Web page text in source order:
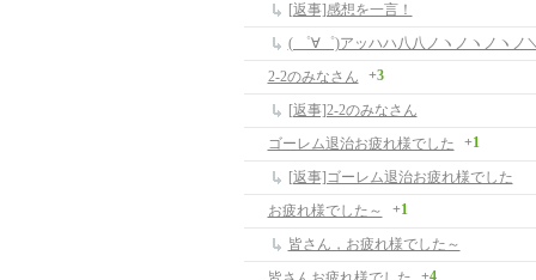
[返事]感想を一言！
( ゜∀゜)アッハハ八八ノヽノヽノヽノ
2-2のみなさん
+3
[返事]2-2のみなさん
ゴーレム退治お疲れ様でした
+1
[返事]ゴーレム退治お疲れ様でした
お疲れ様でした～
+1
皆さん，お疲れ様でした～
+4